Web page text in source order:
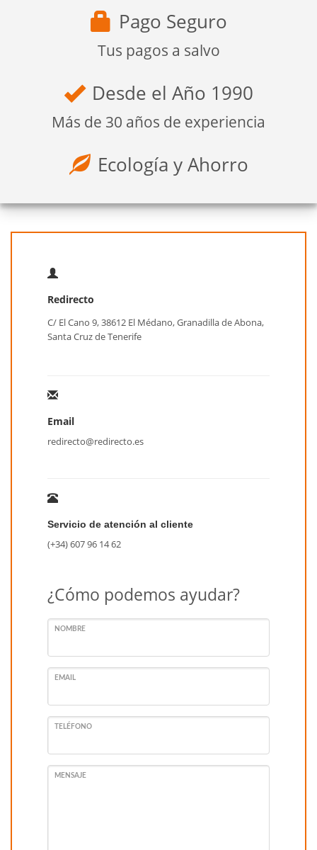
Pago Seguro
Tus pagos a salvo
Desde el Año 1990
Más de 30 años de experiencia
Ecología y Ahorro
Redirecto
C/ El Cano 9, 38612 El Médano, Granadilla de Abona,
Santa Cruz de Tenerife
Email
redirecto@redirecto.es
Servicio de atención al cliente
(+34) 607 96 14 62
¿Cómo podemos ayudar?
NOMBRE
EMAIL
TELÉFONO
MENSAJE